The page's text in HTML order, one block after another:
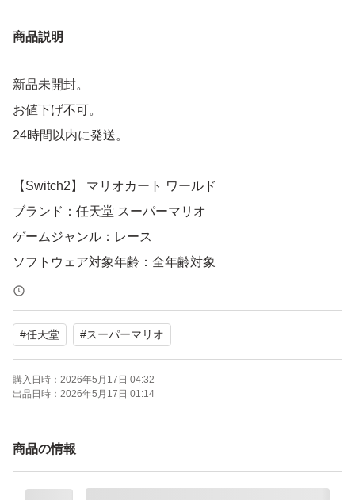
商品説明
新品未開封。
お値下げ不可。
24時間以内に発送。
【Switch2】 マリオカート ワールド
ブランド：任天堂 スーパーマリオ
ゲームジャンル：レース
ソフトウェア対象年齢：全年齢対象
パッケージ種類：通常版
オンライン：オンライン対応
プレイモード：TVモード対応 テーブルモード対応 携帯モ
ード対応
携帯モードプレイ人数：1.0 人
#任天堂 #スーパーマリオ
購入日時： 2026年5月17日 04:32
出品日時： 2026年5月17日 01:14
商品の情報